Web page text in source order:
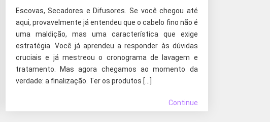
Escovas, Secadores e Difusores. Se você chegou até
aqui, provavelmente já entendeu que o cabelo fino não é
uma maldição, mas uma característica que exige
estratégia. Você já aprendeu a responder às dúvidas
cruciais e já mestreou o cronograma de lavagem e
tratamento. Mas agora chegamos ao momento da
verdade: a finalização. Ter os produtos […]
Continue